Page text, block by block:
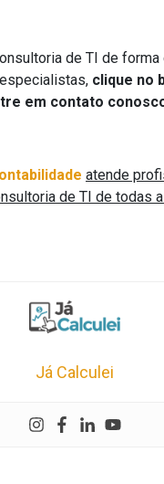
de TI de forma
clique no
em contato
atende
de TI de todas
Já Calculei